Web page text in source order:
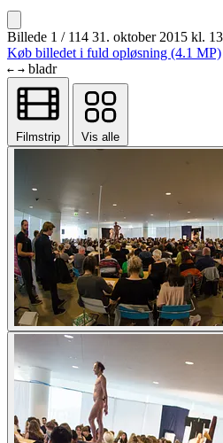
Billede 1 / 114 31. oktober 2015 kl.
Køb billedet i fuld opløsning (4.1 MP)
← → bladr
Filmstrip Vis alle